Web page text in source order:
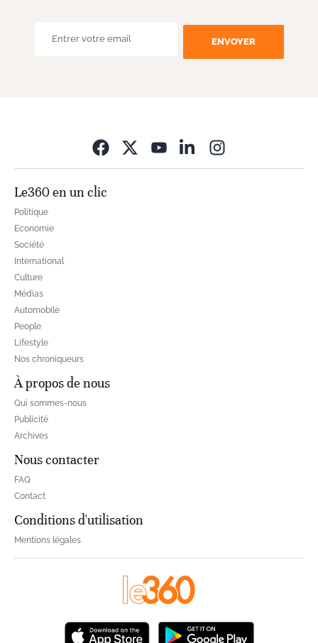
ENVOYER
Le360 en un clic
Politique
Economie
Société
International
Culture
Médias
Automobile
People
Lifestyle
Nos chroniqueurs
À propos de nous
Qui sommes-nous
Publicité
Archives
Nous contacter
FAQ
Contact
Conditions d'utilisation
Mentions légales